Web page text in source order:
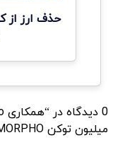
میلیون توکن MORPHO”